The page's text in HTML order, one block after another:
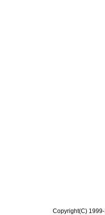
Copyright(C)